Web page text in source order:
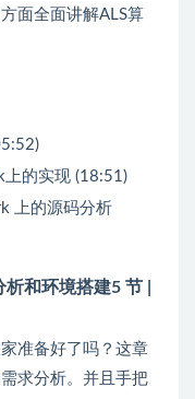
面全面讲解ALS算
上的实现 (18:51)
上的源码分析
和环境搭建5 节 |
准备好了吗？这章
求分析。并且手把